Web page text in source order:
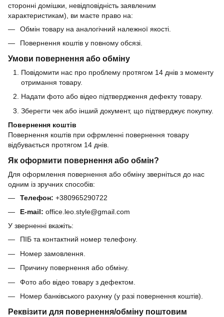
сторонні домішки, невідповідність заявленим
характеристикам), ви маєте право на:
Обмін товару на аналогічний належної якості.
Повернення коштів у повному обсязі.
Умови повернення або обміну
Повідомити нас про проблему протягом 14 днів з моменту
отримання товару.
Надати фото або відео підтвердження дефекту товару.
Зберегти чек або інший документ, що підтверджує покупку.
Повернення коштів
Повернення коштів при офрмленні повернення товару
відбувається протягом 14 днів.
Як оформити повернення або обмін?
Для оформлення повернення або обміну зверніться до нас
одним із зручних способів:
Телефон: +380965290722
E-mail: office.leo.style@gmail.com
У зверненні вкажіть:
ПІБ та контактний номер телефону.
Номер замовлення.
Причину повернення або обміну.
Фото або відео товару з дефектом.
Номер банківського рахунку (у разі повернення коштів).
Реквізити для повернення/обміну поштовим